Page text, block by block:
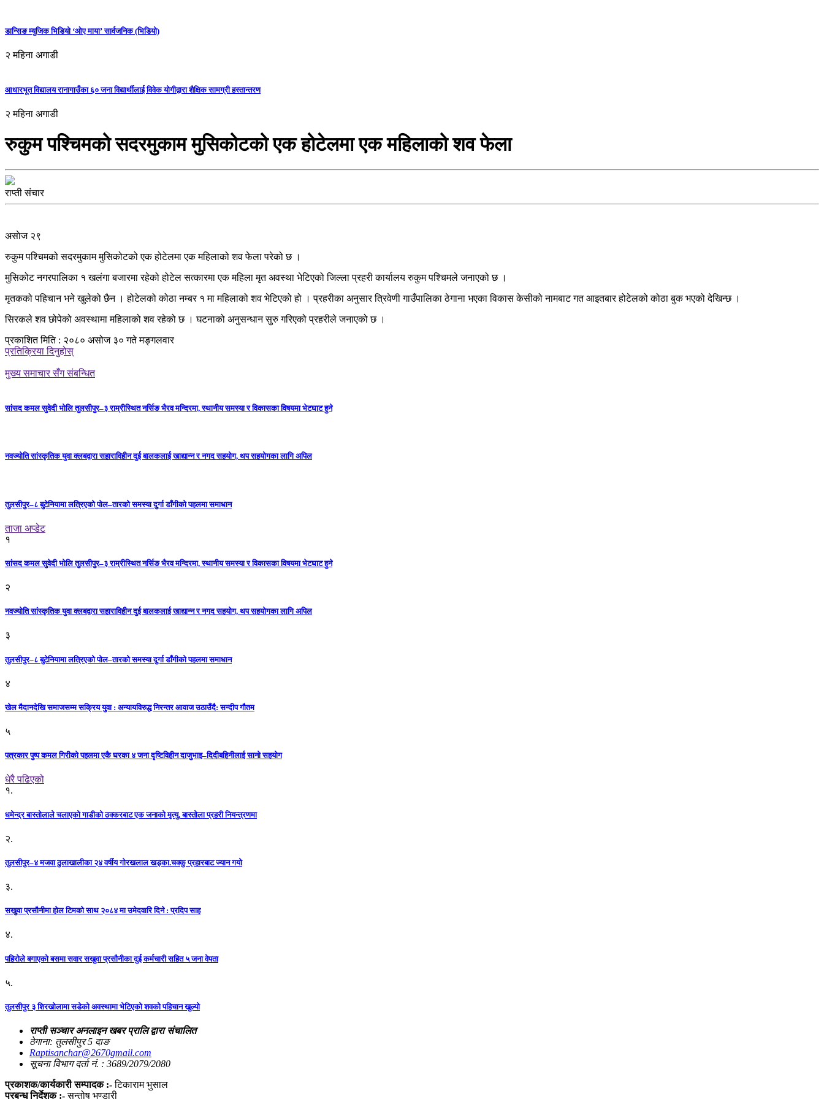
डान्सिङ म्युजिक भिडियो ‘ओए माया’ सार्वजनिक (भिडियो)
२ महिना अगाडी
आधारभूत विद्यालय रानागाउँका ६० जना विद्यार्थीलाई विवेक योगीद्वारा शैक्षिक सामग्री हस्तान्तरण
२ महिना अगाडी
रुकुम पश्चिमको सदरमुकाम मुसिकोटको एक होटेलमा एक महिलाको शव फेला
राप्ती संचार
असाेज २९
रुकुम पश्चिमको सदरमुकाम मुसिकोटको एक होटेलमा एक महिलाको शव फेला परेको छ ।
मुसिकोट नगरपालिका १ खलंगा बजारमा रहेको होटेल सत्कारमा एक महिला मृत अवस्था भेटिएको जिल्ला प्रहरी कार्यालय रुकुम पश्चिमले जनाएको छ ।
मृतकको पहिचान भने खुलेको छैन । होटेलको कोठा नम्बर १ मा महिलाको शव भेटिएको हो । प्रहरीका अनुसार त्रिवेणी गाउँपालिका ठेगाना भएका विकास केसीको नामबाट गत आइतबार होटेलको कोठा बुक भएको देखिन्छ ।
सिरकले शव छोपेको अवस्थामा महिलाको शव रहेको छ । घटनाको अनुसन्धान सुरु गरिएको प्रहरीले जनाएको छ ।
प्रकाशित मिति : २०८० असोज ३० गते मङ्गलवार
प्रतिक्रिया दिनुहोस्
मुख्य समाचार सँग संबन्धित
सांसद कमल सुवेदी भोलि तुलसीपुर–३ राम्रीस्थित नर्सिङ भैरव मन्दिरमा, स्थानीय समस्या र विकासका विषयमा भेटघाट हुने
नवज्योति सांस्कृतिक युवा क्लबद्वारा सहाराविहीन दुई बालकलाई खाद्यान्न र नगद सहयोग, थप सहयोगका लागि अपिल
तुलसीपुर–८ बुटेनियामा लत्रिएको पोल–तारको समस्या दुर्गा डाँगीको पहलमा समाधान
ताजा अप्डेट
१
सांसद कमल सुवेदी भोलि तुलसीपुर–३ राम्रीस्थित नर्सिङ भैरव मन्दिरमा, स्थानीय समस्या र विकासका विषयमा भेटघाट हुने
२
नवज्योति सांस्कृतिक युवा क्लबद्वारा सहाराविहीन दुई बालकलाई खाद्यान्न र नगद सहयोग, थप सहयोगका लागि अपिल
३
तुलसीपुर–८ बुटेनियामा लत्रिएको पोल–तारको समस्या दुर्गा डाँगीको पहलमा समाधान
४
खेल मैदानदेखि समाजसम्म सक्रिय युवा : अन्यायविरुद्ध निरन्तर आवाज उठाउँदै: सन्दीप गौतम
५
पत्रकार पुष्प कमल गिरीको पहलमा एकै घरका ४ जना दृष्टिविहीन दाजुभाइ–दिदीबहिनीलाई सानो सहयोग
धेरै पढिएको
१.
धमेन्द्र बास्तोलाले चलाएको गाडीको ठक्करबाट एक जनाको मृत्यु, बास्तोला प्रहरी नियन्त्रणमा
२.
तुलसीपुर–४ मजवा ठुलाखालीका २४ वर्षीय गोरखलाल खड्का.चक्कु प्रहारबाट ज्यान गयो
३.
सखुवा प्रसौनीमा होल टिमको साथ २०८४ मा उमेदवारि दिने : प्रदिप साह
४.
पहिराेले बगाएकाे बसमा सवार सखुवा प्रसाैनीका दुई कर्मचारी सहित ५ जना वेपता
५.
तुलसीपुर ३ शिरखोलामा सडेको अवस्थामा भेटिएको शवको पहिचान खुल्यो
राप्ती सञ्चार अनलाइन खबर प्रालि द्वारा संचालित
ठेगाना: तुलसीपुर 5 दाङ
Raptisanchar@2670gmail.com
सूचना विभाग दर्ता नं. : 3689/2079/2080
प्रकाशक/कार्यकारी सम्पादक :-टिकाराम भुसाल
प्रबन्ध निर्देशक :-सन्तोष भण्डारी